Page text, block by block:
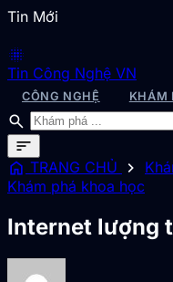
Tin Mới
Vụ
blur_on
Tin Công Nghệ VN
CÔNG NGHỆ KHÁM
search
sort
home TRANG CHỦ chevron_right
Khám phá khoa học
Internet lượng